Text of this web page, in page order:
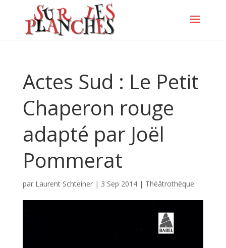
Actes Sud : Le Petit
Chaperon rouge
adapté par Joël
Pommerat
par Laurent Schteiner| 3 Sep 2014| Théâtrothèque